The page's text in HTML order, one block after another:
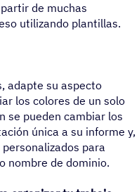
de muchas
utilizando plantillas.
adapte su aspecto
los colores de un solo
se pueden cambiar los
única a su informe y,
para
nombre de dominio.